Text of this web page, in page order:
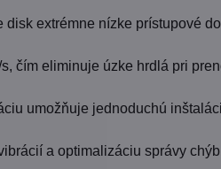
extrémne nízke prístupové
čím eliminuje úzke hrdlá pri
umožňuje jednoduchú
a optimalizáciu správy